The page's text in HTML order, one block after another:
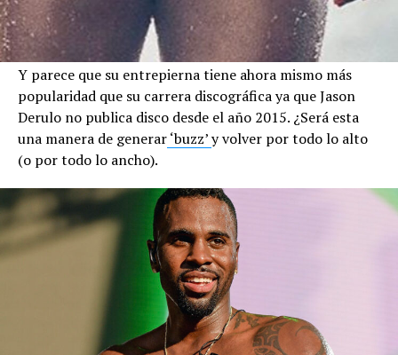
Y parece que su entrepierna tiene ahora mismo más
popularidad que su carrera discográfica ya que Jason
Derulo no publica disco desde el año 2015. ¿Será esta
una manera de generar‘buzz’y volver por todo lo alto
(o por todo lo ancho).